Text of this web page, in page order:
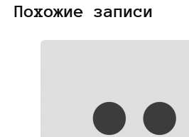
Похожие записи